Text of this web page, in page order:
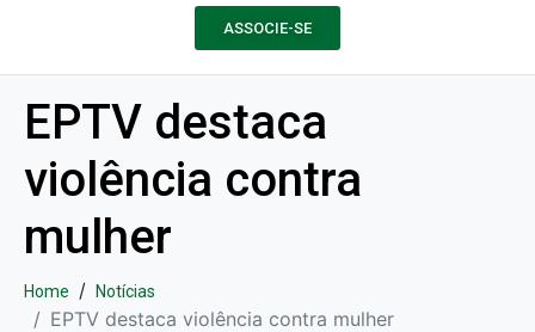
ASSOCIE-SE
EPTV destaca
violência contra
mulher
Home Notícias
EPTV destaca violência contra mulher